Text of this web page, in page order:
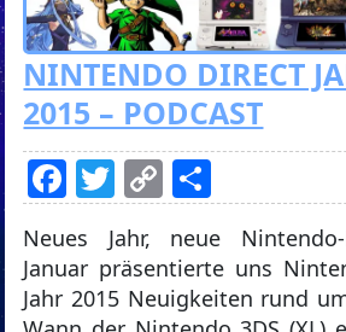
NINTENDO DIRECT
2015 – PODCAST
Facebook
Twitter
Copy
Link
Neues Jahr, neue
Januar präsentierte uns
Jahr 2015 Neuigkeiten rund